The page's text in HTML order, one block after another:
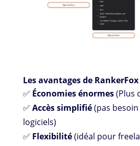
Les avantages de RankerFox
✅ Économies énormes(Plus
✅ Accès simplifié(pas besoin
logiciels)
✅ Flexibilité(idéal pour